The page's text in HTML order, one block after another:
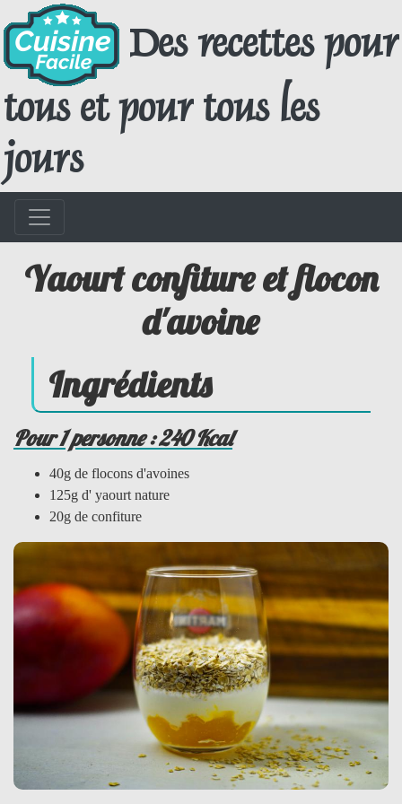
Des recettes pour
tous et pour tous les
jours
Yaourt confiture et flocon
d'avoine
Ingrédients
Pour 1 personne : 240 Kcal
40g de flocons d'avoines
125g d' yaourt nature
20g de confiture